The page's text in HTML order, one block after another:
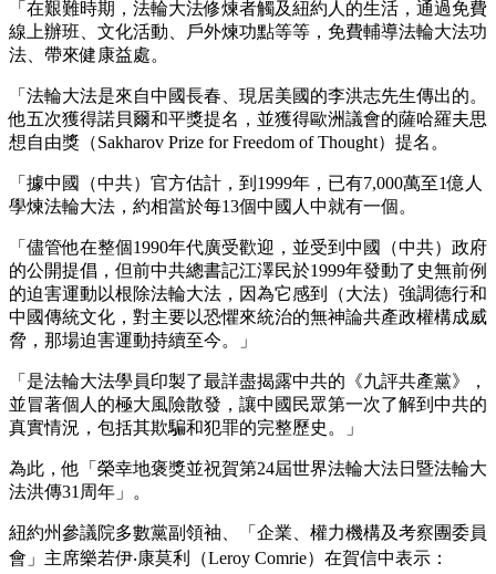
「在艱難時期，法輪大法修煉者觸及紐約人的生活，通過免費
線上辦班、文化活動、戶外煉功點等等，免費輔導法輪大法功
法、帶來健康益處。
「法輪大法是來自中國長春、現居美國的李洪志先生傳出的。
他五次獲得諾貝爾和平獎提名，並獲得歐洲議會的薩哈羅夫思
想自由獎（Sakharov Prize for Freedom of Thought）提名。
「據中國（中共）官方估計，到1999年，已有7,000萬至1億人
學煉法輪大法，約相當於每13個中國人中就有一個。
「儘管他在整個1990年代廣受歡迎，並受到中國（中共）政府
的公開提倡，但前中共總書記江澤民於1999年發動了史無前例
的迫害運動以根除法輪大法，因為它感到（大法）強調德行和
中國傳統文化，對主要以恐懼來統治的無神論共產政權構成威
脅，那場迫害運動持續至今。」
「是法輪大法學員印製了最詳盡揭露中共的《九評共產黨》，
並冒著個人的極大風險散發，讓中國民眾第一次了解到中共的
真實情況，包括其欺騙和犯罪的完整歷史。」
為此，他「榮幸地褒獎並祝賀第24屆世界法輪大法日暨法輪大
法洪傳31周年」。
紐約州參議院多數黨副領袖、「企業、權力機構及考察團委員
會」主席樂若伊‧康莫利（Leroy Comrie）在賀信中表示：